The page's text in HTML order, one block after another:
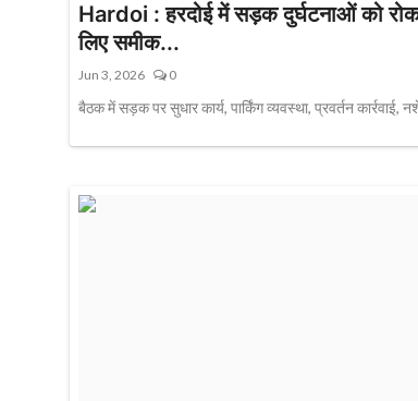
Hardoi : हरदोई में सड़क दुर्घटनाओं को
लिए समीक...
Jun 3, 2026 0
बैठक में सड़क पर सुधार कार्य, पार्किंग व्यवस्था, प्रवर्तन कार्रवाई,